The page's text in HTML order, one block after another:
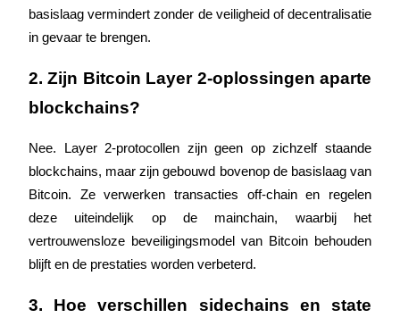
Bitrue
AI
Bitrue-partners
basislaag vermindert zonder de veiligheid of decentralisatie
in gevaar te brengen.
2. Zijn Bitcoin Layer 2-oplossingen aparte
blockchains?
Nee. Layer 2-protocollen zijn geen op zichzelf staande
blockchains, maar zijn gebouwd bovenop de basislaag van
Bitcoin. Ze verwerken transacties off-chain en regelen
deze uiteindelijk op de mainchain, waarbij het
vertrouwensloze beveiligingsmodel van Bitcoin behouden
blijft en de prestaties worden verbeterd.
3. Hoe verschillen sidechains en state